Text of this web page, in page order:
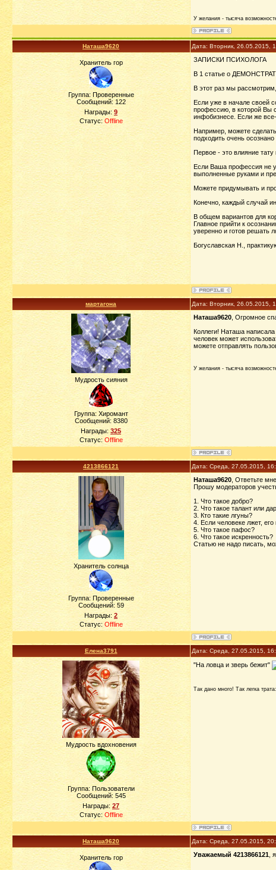
У желания - тысяча
Наташа9620 Дата: Вторник, 26.05.2015,
Хранитель гор
Группа: Проверенные
Сообщений:122
Награды:9
Статус: Offline
ЗАПИСКИ ПСИХОЛОГА
В 1 статье о
В этот раз мы
Если уже в начале своей
профессию, в которой Вы
инфобизнесе. Если же все-
Например, можете
подходить очень
Первое - это влияние
Если Ваша профессия не
выполненные руками и
Можете придумывать и
Конечно, каждый случай
В общем вариантов для
Главное прийти к
уверенно и готов решать
Богуславская Н.,
мартагона Дата: Вторник, 26.05.2015,
Мудрость сияния
Группа: Хиромант
Сообщений: 8380
Награды:325
Статус: Offline
Наташа9620, Огромное
Коллеги! Наташа
человек может
можете отправлять
У желания - тысяча
4213866121 Дата: Среда, 27.05.2015,
Хранитель солнца
Группа: Проверенные
Сообщений: 59
Награды: 2
Статус: Offline
Наташа9620, Ответьте
Прошу модераторов
1. Что такое добро?
2. Что такое талант или
3. Кто такие лгуны?
4. Если человеке лжет,
5. Что такое пафос?
6. Что такое искренность?
Статью не надо писать,
Елена3791 Дата: Среда, 27.05.2015,
Мудрость вдохновения
Группа: Пользователи
Сообщений:545
Награды: 27
Статус: Offline
"На ловца и зверь бежит"
Так дано много! Так легка
Наташа9620 Дата: Среда, 27.05.2015,
Хранитель гор Уважаемый 4213866121,